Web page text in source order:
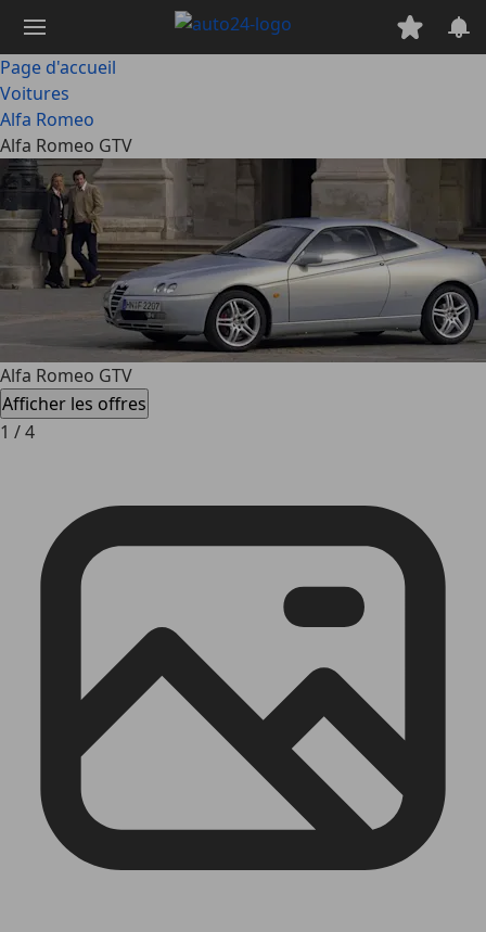
contenu
principal
Page d'accueil
Voitures
Alfa Romeo
Alfa Romeo GTV
Alfa Romeo GTV
Afficher les offres
1 /4